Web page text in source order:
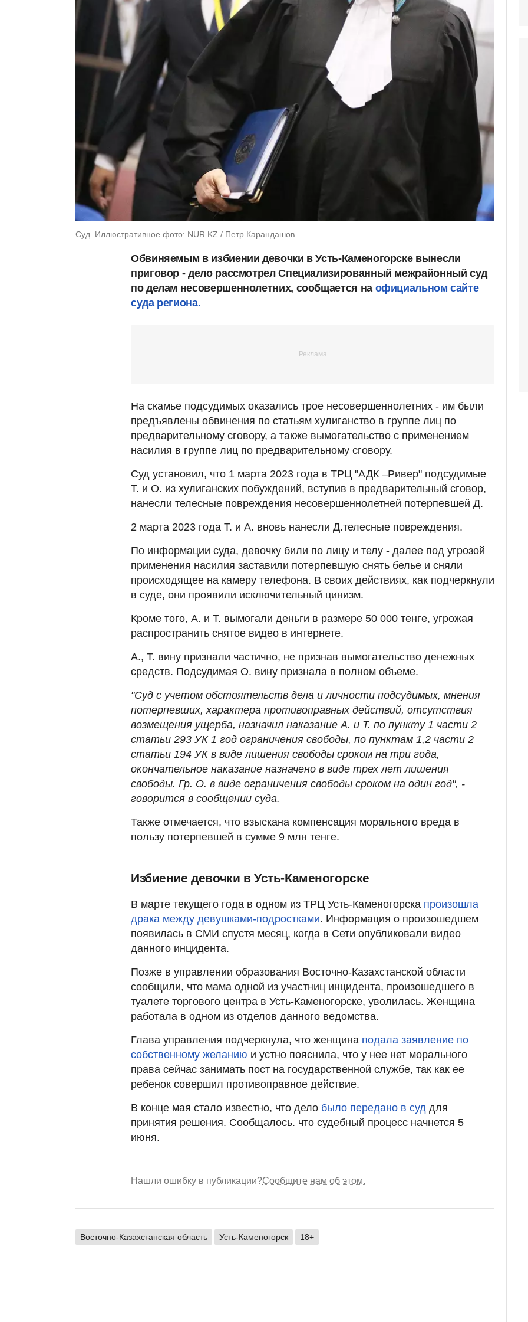
Суд. Иллюстративное фото: NUR.KZ / Петр Карандашов
Обвиняемым в избиении девочки в Усть-Каменогорске вынесли
приговор - дело рассмотрел Специализированный межрайонный суд
по делам несовершеннолетних, сообщается на официальном сайте
суда региона.
На скамье подсудимых оказались трое несовершеннолетних - им были
предъявлены обвинения по статьям хулиганство в группе лиц по
предварительному сговору, а также вымогательство с применением
насилия в группе лиц по предварительному сговору.
Суд установил, что 1 марта 2023 года в ТРЦ "АДК –Ривер" подсудимые
Т. и О. из хулиганских побуждений, вступив в предварительный сговор,
нанесли телесные повреждения несовершеннолетней потерпевшей Д.
2 марта 2023 года Т. и А. вновь нанесли Д.телесные повреждения.
По информации суда, девочку били по лицу и телу - далее под угрозой
применения насилия заставили потерпевшую снять белье и сняли
происходящее на камеру телефона. В своих действиях, как подчеркнули
в суде, они проявили исключительный цинизм.
Кроме того, А. и Т. вымогали деньги в размере 50 000 тенге, угрожая
распространить снятое видео в интернете.
А., Т. вину признали частично, не признав вымогательство денежных
средств. Подсудимая О. вину признала в полном объеме.
"Суд с учетом обстоятельств дела и личности подсудимых, мнения
потерпевших, характера противоправных действий, отсутствия
возмещения ущерба, назначил наказание А. и Т. по пункту 1 части 2
статьи 293 УК 1 год ограничения свободы, по пунктам 1,2 части 2
статьи 194 УК в виде лишения свободы сроком на три года,
окончательное наказание назначено в виде трех лет лишения
свободы. Гр. О. в виде ограничения свободы сроком на один год", -
говорится в сообщении суда.
Также отмечается, что взыскана компенсация морального вреда в
пользу потерпевшей в сумме 9 млн тенге.
Избиение девочки в Усть-Каменогорске
В марте текущего года в одном из ТРЦ Усть-Каменогорска произошла
драка между девушками-подростками. Информация о произошедшем
появилась в СМИ спустя месяц, когда в Сети опубликовали видео
данного инцидента.
Позже в управлении образования Восточно-Казахстанской области
сообщили, что мама одной из участниц инцидента, произошедшего в
туалете торгового центра в Усть-Каменогорске, уволилась. Женщина
работала в одном из отделов данного ведомства.
Глава управления подчеркнула, что женщина подала заявление по
собственному желанию и устно пояснила, что у нее нет морального
права сейчас занимать пост на государственной службе, так как ее
ребенок совершил противоправное действие.
В конце мая стало известно, что дело было передано в суд для
принятия решения. Сообщалось. что судебный процесс начнется 5
июня.
Нашли ошибку в публикации?Сообщите нам об этом.
Восточно-Казахстанская область Усть-Каменогорск 18+